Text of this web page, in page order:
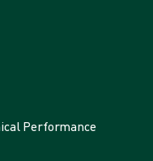
Performance